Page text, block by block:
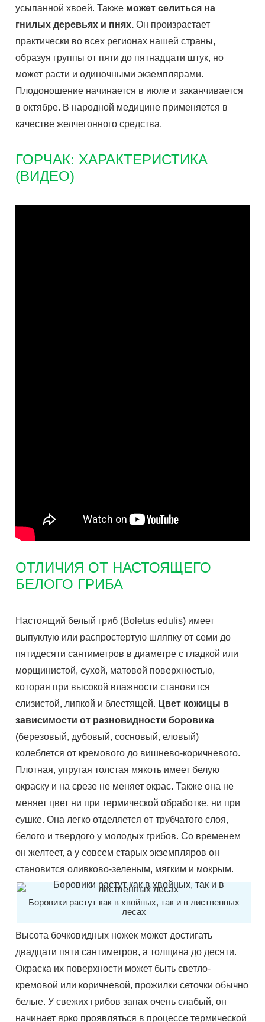
усыпанной хвоей. Также может селиться на
гнилых деревьях и пнях. Он произрастает
практически во всех регионах нашей страны,
образуя группы от пяти до пятнадцати штук, но
может расти и одиночными экземплярами.
Плодоношение начинается в июле и заканчивается
в октябре. В народной медицине применяется в
качестве желчегонного средства.
ГОРЧАК: ХАРАКТЕРИСТИКА
(ВИДЕО)
ОТЛИЧИЯ ОТ НАСТОЯЩЕГО
БЕЛОГО ГРИБА
Настоящий белый гриб (Boletus edulis) имеет
выпуклую или распростертую шляпку от семи до
пятидесяти сантиметров в диаметре с гладкой или
морщинистой, сухой, матовой поверхностью,
которая при высокой влажности становится
слизистой, липкой и блестящей. Цвет кожицы в
зависимости от разновидности боровика
(березовый, дубовый, сосновый, еловый)
колеблется от кремового до вишнево-коричневого.
Плотная, упругая толстая мякоть имеет белую
окраску и на срезе не меняет окрас. Также она не
меняет цвет ни при термической обработке, ни при
сушке. Она легко отделяется от трубчатого слоя,
белого и твердого у молодых грибов. Со временем
он желтеет, а у совсем старых экземпляров он
становится оливково-зеленым, мягким и мокрым.
Боровики растут как в хвойных, так и в лиственных
лесах
Высота бочковидных ножек может достигать
двадцати пяти сантиметров, а толщина до десяти.
Окраска их поверхности может быть светло-
кремовой или коричневой, прожилки сеточки обычно
белые. У свежих грибов запах очень слабый, он
начинает ярко проявляться в процессе термической